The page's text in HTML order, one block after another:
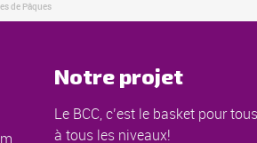
de Pâques
Notre projet
Le BCC, c’est le basket pour
à tous les niveaux!